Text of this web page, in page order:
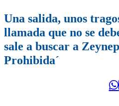
Una salida, unos
llamada que no se
sale a buscar a
Prohibida´